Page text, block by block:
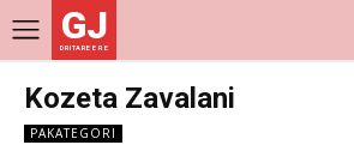
GJ
DRITARE E RE
Kozeta Zavalani
PAKATEGORI